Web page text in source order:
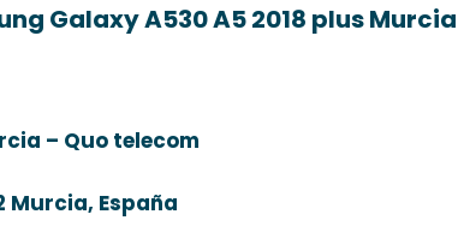
Galaxy A530 A5 2018 plus Murcia
– Quo telecom
Murcia, España